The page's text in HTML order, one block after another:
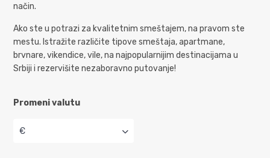
način.
Ako ste u potrazi za kvalitetnim smeštajem, na pravom ste
mestu. Istražite različite tipove smeštaja, apartmane,
brvnare, vikendice, vile, na najpopularnijim destinacijama u
Srbiji i rezervišite nezaboravno putovanje!
Promeni valutu
€